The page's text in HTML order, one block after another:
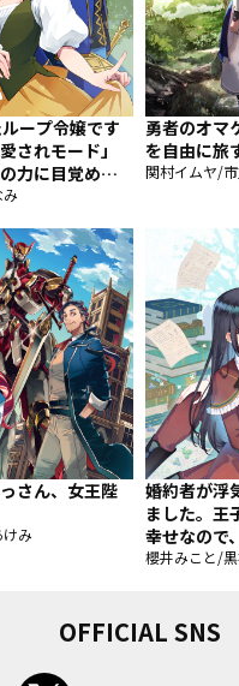
ープ令嬢です
されモード」
力に目覚めて
生〜
勇者のオマ
を自由に旅
関村イムヤ/
さん、女王陛
み
婚約者が浮
ました。王
幸せなので
われても困
櫻井みこと/
OFFICIAL SNS